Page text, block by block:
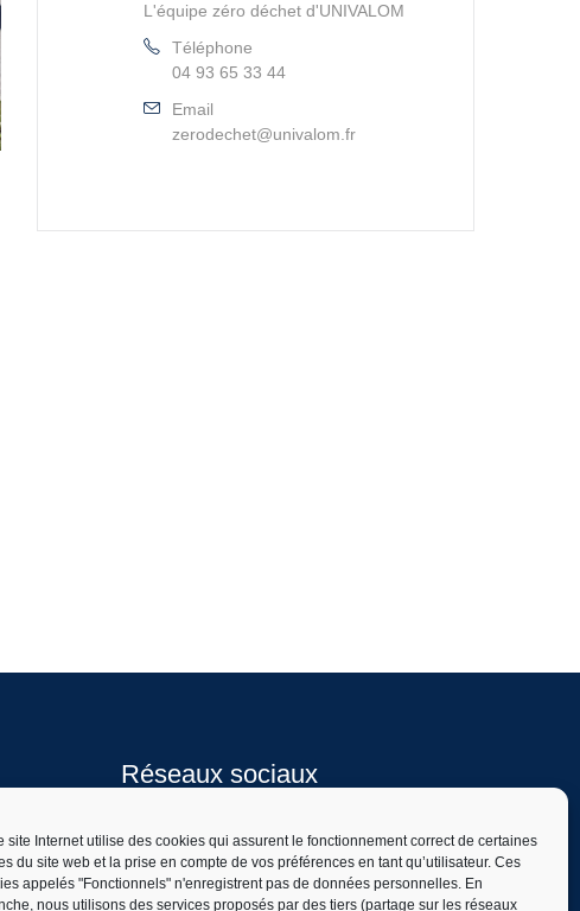
site Internet utilise des cookies qui assurent le fonctionnement correct de certaines
du site web et la prise en compte de vos préférences en tant qu’utilisateur. Ces
appelés "Fonctionnels" n'enregistrent pas de données personnelles. En
nous utilisons des services proposés par des tiers (partage sur les réseaux
L'équipe zéro déchet d'UNIVALOM
Téléphone
04 93 65 33 44
Email
zerodechet@univalom.fr
Réseaux sociaux
Facebook
Instagram